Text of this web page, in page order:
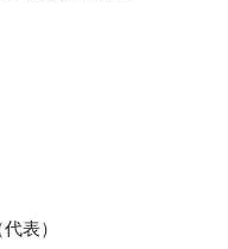
表）